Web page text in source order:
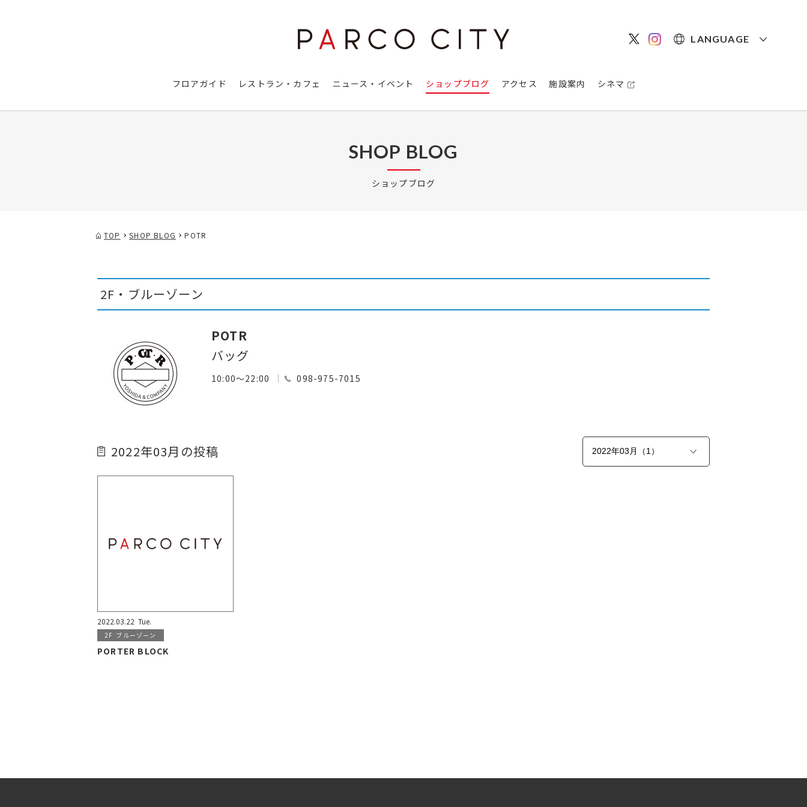
LANGUAGE
フロアガイド レストラン・カフェ ニュース・イベント ショップブログ アクセス 施設案内 シネマ
SHOP BLOG
ショップブログ
TOP SHOP BLOG POTR
2F・ブルーゾーン
POTR
バッグ
10:00～22:00 098-975-7015
2022年03月の投稿
2022.03.22 Tue.
2F ブルーゾーン
PORTER BLOCK